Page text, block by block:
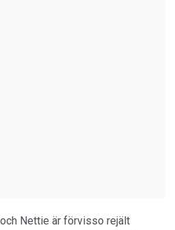
Nettie är förvisso rejält